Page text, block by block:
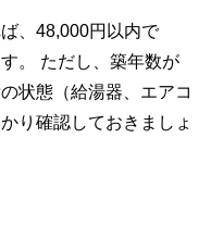
、48,000円以内で
。 ただし、築年数が
状態（給湯器、エアコ
り確認しておきましょ